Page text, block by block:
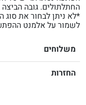
החתלתולים. גובה הביצה כ-20
*לא ניתן לבחור את
לשמור על אלמנט
משלוחים
החזרות